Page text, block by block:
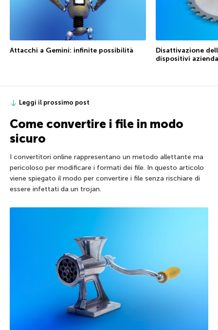
Attacchi a Gemini: infinite possibilità
Disattivazione
dispositivi
Leggi il prossimo post
Come convertire i file in modo
sicuro
I convertitori online rappresentano un metodo allettante ma
pericoloso per modificare i formati dei file. In questo articolo
viene spiegato il modo per convertire i file senza rischiare di
essere infettati da un trojan.